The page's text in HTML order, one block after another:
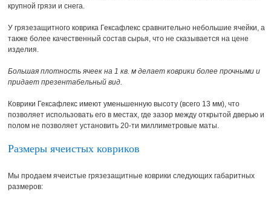
крупной грязи и снега.
У грязезащитного коврика Гексафлекс сравнительно небольшие ячейки, а
также более качественный состав сырья, что не сказывается на цене
изделия.
Большая плотность ячеек на 1 кв. м делает коврики более прочными и
придает презентабельный вид.
Коврики Гексафлекс имеют уменьшенную высоту (всего 13 мм), что
позволяет использовать его в местах, где зазор между открытой дверью и
полом не позволяет установить 20-ти миллиметровые маты.
Размеры ячеистых ковриков
Мы продаем ячеистые грязезащитные коврики следующих габаритных
размеров: